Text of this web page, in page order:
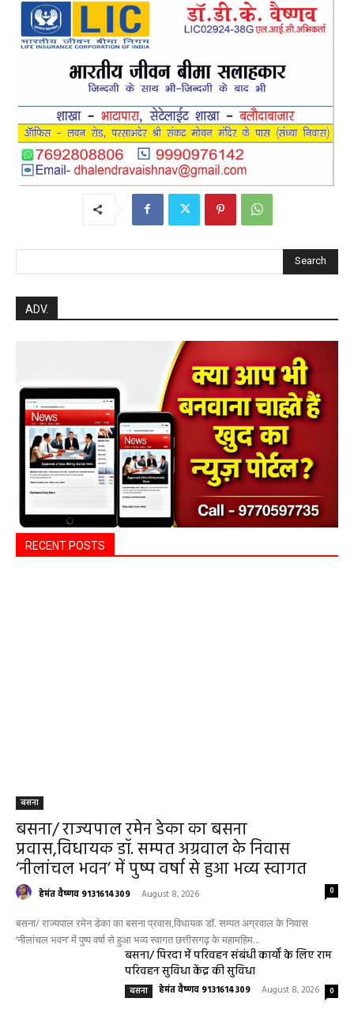
Search
ADV.
RECENT POSTS
बसना
बसना/ राज्यपाल रमेन डेका का बसना
प्रवास,विधायक डॉ. सम्पत अग्रवाल के निवास
‘नीलांचल भवन’ में पुष्प वर्षा से हुआ भव्य स्वागत
हेमंत वैष्णव 9131614309 - August 8, 2026 0
बसना/ राज्यपाल रमेन डेका का बसना प्रवास,विधायक डॉ. सम्पत अग्रवाल के निवास
‘नीलांचल भवन’ में पुष्प वर्षा से हुआ भव्य स्वागत छत्तीसगढ़ के महामहिम...
बसना/ पिरदा में परिवहन संबंधी कार्यों के लिए राम
परिवहन सुविधा केंद्र की सुविधा
बसना हेमंत वैष्णव 9131614309 - August 8, 2026 0